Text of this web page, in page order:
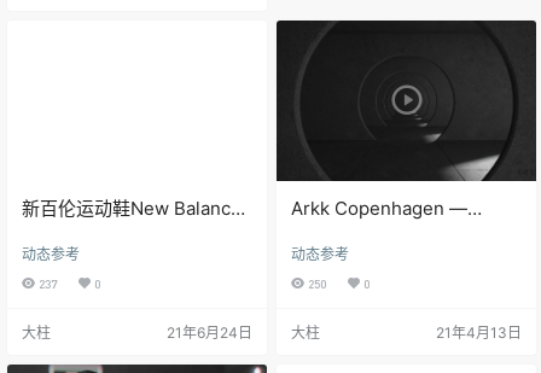
新百伦运动鞋New Balance-
动态参考
237 0
大柱 21年6月24日
Arkk Copenhagen —
动态参考
250 0
大柱 21年4月13日